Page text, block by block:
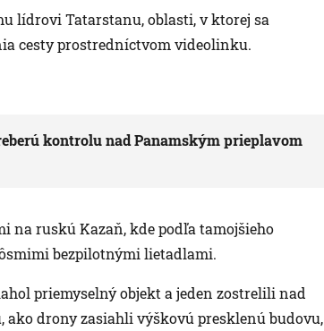
lídrovi Tatarstanu, oblasti, v ktorej sa
cesty prostredníctvom videolinku.
kontrolu nad Panamským prieplavom
ruskú Kazaň, kde podľa tamojšieho
bezpilotnými lietadlami.
priemyselný objekt a jeden zostrelili nad
ako drony zasiahli výškovú presklenú budovu,